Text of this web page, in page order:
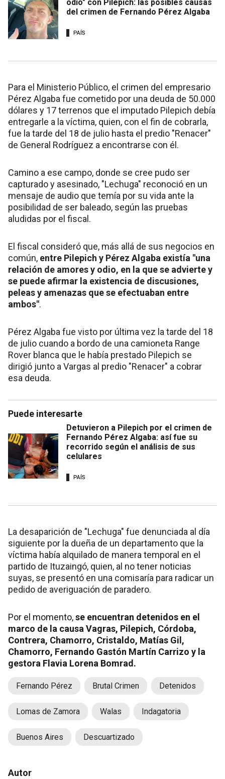
odio" con Pilepich: las posibles causas
del crimen de Fernando Pérez Algaba
PAÍS
Para el Ministerio Público, el crimen del empresario
Pérez Algaba fue cometido por una deuda de 50.000
dólares y 17 terrenos que el imputado Pilepich debía
entregarle a la víctima, quien, con el fin de cobrarla,
fue la tarde del 18 de julio hasta el predio "Renacer"
de General Rodríguez a encontrarse con él.
Camino a ese campo, donde se cree pudo ser
capturado y asesinado, "Lechuga" reconoció en un
mensaje de audio que temía por su vida ante la
posibilidad de ser baleado, según las pruebas
aludidas por el fiscal.
El fiscal consideró que, más allá de sus negocios en
común, entre Pilepich y Pérez Algaba existía "una
relación de amores y odio, en la que se advierte y
se puede afirmar la existencia de discusiones,
peleas y amenazas que se efectuaban entre
ambos".
Pérez Algaba fue visto por última vez la tarde del 18
de julio cuando a bordo de una camioneta Range
Rover blanca que le había prestado Pilepich se
dirigió junto a Vargas al predio "Renacer" a cobrar
esa deuda.
Puede interesarte
Detuvieron a Pilepich por el crimen de
Fernando Pérez Algaba: así fue su
recorrido según el análisis de sus
celulares
PAÍS
La desaparición de "Lechuga" fue denunciada al día
siguiente por la dueña de un departamento que la
víctima había alquilado de manera temporal en el
partido de Ituzaingó, quien, al no tener noticias
suyas, se presentó en una comisaría para radicar un
pedido de averiguación de paradero.
Por el momento,se encuentran detenidos en el
marco de la causa Vagras, Pilepich, Córdoba,
Contrera, Chamorro, Cristaldo, Matías Gil,
Chamorro, Fernando Gastón Martín Carrizo y la
gestora Flavia Lorena Bomrad.
Fernando Pérez Brutal Crimen Detenidos
Lomas de Zamora Walas Indagatoria
Buenos Aires Descuartizado
Autor